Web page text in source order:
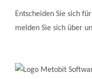
Entscheiden Sie sich
melden Sie sich über